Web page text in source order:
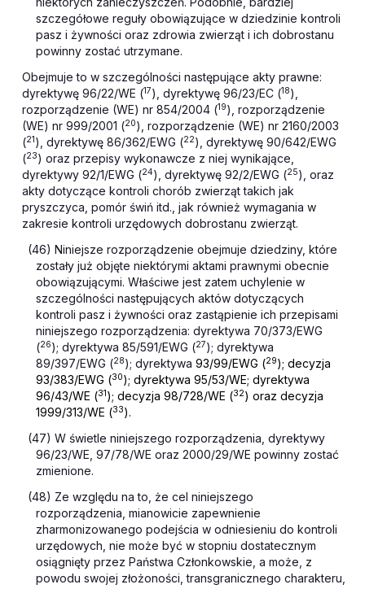
szczegółowe reguły obowiązujące w dziedzinie kontroli
pasz i żywności oraz zdrowia zwierząt i ich dobrostanu
powinny zostać utrzymane.
Obejmuje to w szczególności następujące akty prawne:
dyrektywę 96/22/WE (17), dyrektywę 96/23/EC (18),
rozporządzenie (WE) nr 854/2004 (19), rozporządzenie
(WE) nr 999/2001 (20), rozporządzenie (WE) nr 2160/2003
(21), dyrektywę 86/362/EWG (22), dyrektywę 90/642/EWG
(23) oraz przepisy wykonawcze z niej wynikające,
dyrektywy 92/1/EWG (24), dyrektywę 92/2/EWG (25), oraz
akty dotyczące kontroli chorób zwierząt takich jak
pryszczyca, pomór świń itd., jak również wymagania w
zakresie kontroli urzędowych dobrostanu zwierząt.
(46) Niniejsze rozporządzenie obejmuje dziedziny, które
zostały już objęte niektórymi aktami prawnymi obecnie
obowiązującymi. Właściwe jest zatem uchylenie w
szczególności następujących aktów dotyczących
kontroli pasz i żywności oraz zastąpienie ich przepisami
niniejszego rozporządzenia: dyrektywa 70/373/EWG
(26); dyrektywa 85/591/EWG (27); dyrektywa
89/397/EWG (28); dyrektywa 93/99/EWG (29); decyzja
93/383/EWG (30); dyrektywa 95/53/WE; dyrektywa
96/43/WE (31); decyzja 98/728/WE (32) oraz decyzja
1999/313/WE (33).
(47) W świetle niniejszego rozporządzenia, dyrektywy
96/23/WE, 97/78/WE oraz 2000/29/WE powinny zostać
zmienione.
(48) Ze względu na to, że cel niniejszego
rozporządzenia, mianowicie zapewnienie
zharmonizowanego podejścia w odniesieniu do kontroli
urzędowych, nie może być w stopniu dostatecznym
osiągnięty przez Państwa Członkowskie, a może, z
powodu swojej złożoności, transgranicznego charakteru,